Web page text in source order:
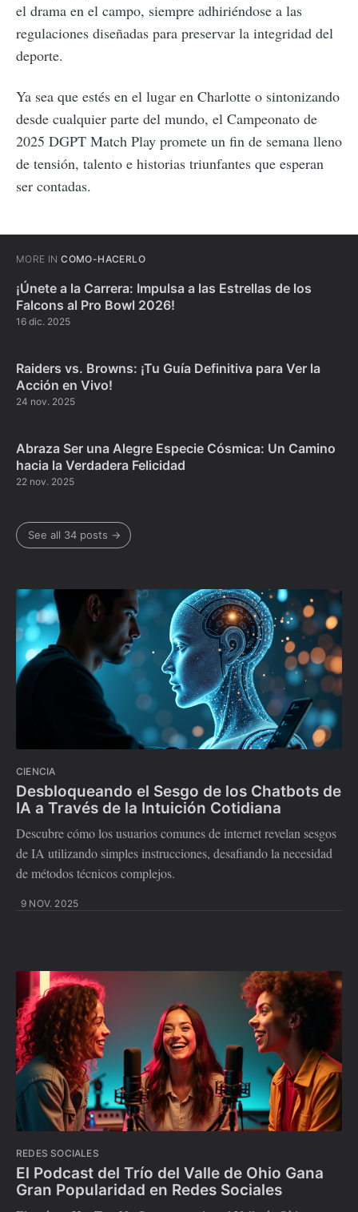
el drama en el campo, siempre adhiriéndose a las
regulaciones diseñadas para preservar la integridad del
deporte.
Ya sea que estés en el lugar en Charlotte o sintonizando
desde cualquier parte del mundo, el Campeonato de
2025 DGPT Match Play promete un fin de semana lleno
de tensión, talento e historias triunfantes que esperan
ser contadas.
MORE IN CÓMO-HACERLO
¡Únete a la Carrera: Impulsa a las Estrellas de los
Falcons al Pro Bowl 2026!
16 dic. 2025
Raiders vs. Browns: ¡Tu Guía Definitiva para Ver la
Acción en Vivo!
24 nov. 2025
Abraza Ser una Alegre Especie Cósmica: Un Camino
hacia la Verdadera Felicidad
22 nov. 2025
See all 34 posts →
CIENCIA
Desbloqueando el Sesgo de los Chatbots de
IA a Través de la Intuición Cotidiana
Descubre cómo los usuarios comunes de internet revelan sesgos
de IA utilizando simples instrucciones, desafiando la necesidad
de métodos técnicos complejos.
9 NOV. 2025
REDES SOCIALES
El Podcast del Trío del Valle de Ohio Gana
Gran Popularidad en Redes Sociales